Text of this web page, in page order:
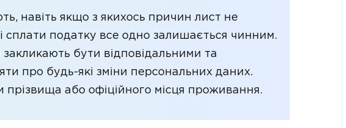
навіть якщо з якихось причин лист не
сплати податку все одно залишається чинним.
закликають бути відповідальними та
про будь-які зміни персональних даних.
прізвища або офіційного місця проживання.